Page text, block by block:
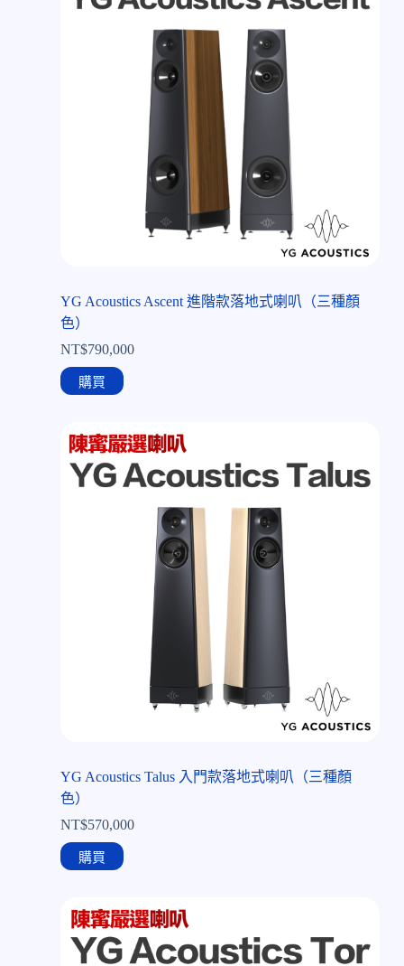
YG Acoustics Ascent 進階款落地式喇叭（三種顏
色）
NT$790,000
購買
YG Acoustics Talus 入門款落地式喇叭（三種顏
色）
NT$570,000
購買